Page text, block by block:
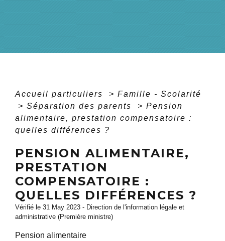
Accueil particuliers > Famille - Scolarité
> Séparation des parents > Pension
alimentaire, prestation compensatoire :
quelles différences ?
PENSION ALIMENTAIRE,
PRESTATION
COMPENSATOIRE :
QUELLES DIFFÉRENCES ?
Vérifié le 31 May 2023 - Direction de l'information légale et
administrative (Première ministre)
Pension alimentaire